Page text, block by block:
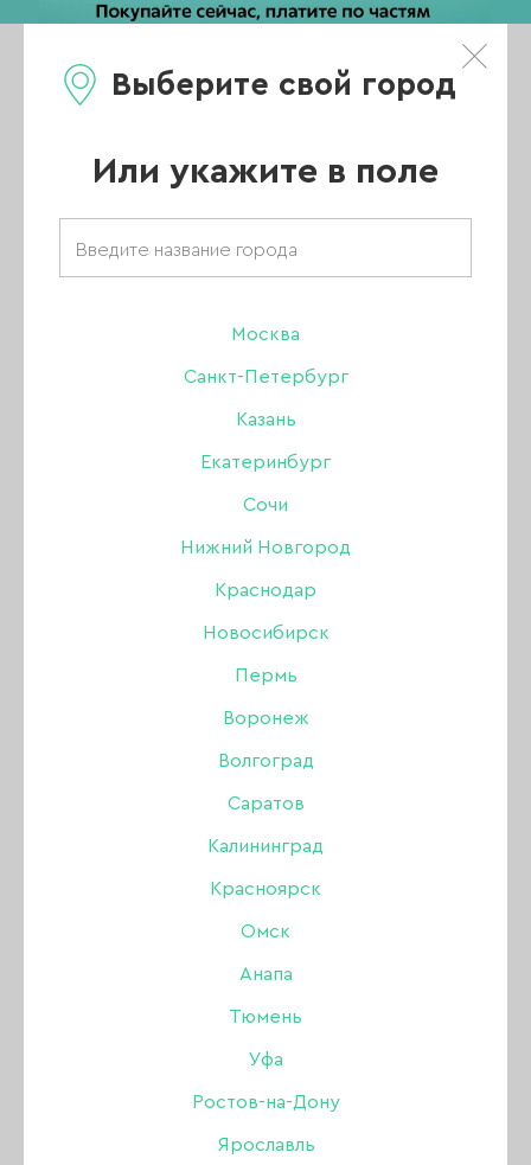
Выберите свой город
Или укажите в поле
Москва
Санкт-Петербург
Казань
Екатеринбург
Сочи
Нижний Новгород
Краснодар
Новосибирск
Пермь
Воронеж
Волгоград
Саратов
Калининград
Красноярск
Омск
Анапа
Тюмень
Уфа
Ростов-на-Дону
Ярославль
Каталог
Товары бренда
ОСНОВНАЯ КОЛЛЕКЦИЯ
ОБЕЗЖИРИВАТЕЛЬ / ДЕГИДРАТОР
СРЕДСТВА ДЛЯ ПЕДИКЮРА
ВЕРХНИЕ ФОРМЫ ДЛЯ НАРАЩИВАНИЯ
КОЛЛЕКЦИЯ ЛУННАЯ ПРИЗМА
БАЗЫ И ТОПЫ SHE
ЖИДКИЙ ПОЛИГЕЛЬ SHE